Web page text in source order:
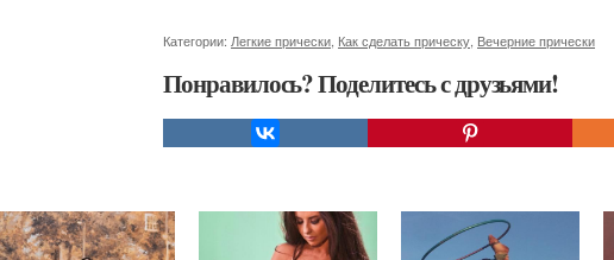
Категории: Легкие прически Как сделать прическу Вечерние прически
Понравилось? Поделитесь с друзьями!